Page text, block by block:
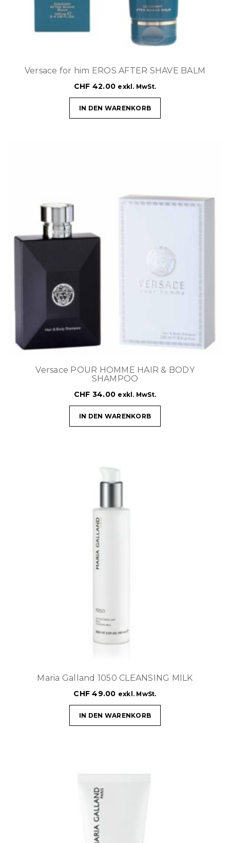
Versace for him EROS AFTER SHAVE BALM
CHF 42.00 exkl. MwSt.
IN DEN WARENKORB
Versace POUR HOMME HAIR & BODY
SHAMPOO
CHF 34.00 exkl. MwSt.
IN DEN WARENKORB
Maria Galland 1050 CLEANSING MILK
CHF 49.00 exkl. MwSt.
IN DEN WARENKORB